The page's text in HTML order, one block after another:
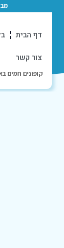
דף הבית
צור קשר
קופונים חמים